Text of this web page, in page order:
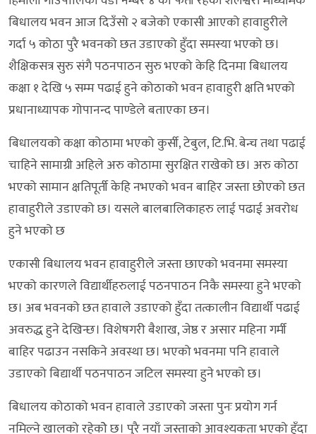
बिधालय भवन आज दिउँसो २ बजेको एकासी आएको हावाहुरीले
गर्दा ५ कोठा पुरै भवनको छत उडाएको हुँदा समस्या भएको छ।
शैक्षिकसत्र सुरु संगै पठनपाठन सुरु भएको केहि दिनमा बिधालय
कक्षा १ देखि ५ सम्म पढाई हुने कोठाको भवन हावाहुरी क्षति भएको
प्रधानाध्यापक गोपानन्द पाण्डेले बताएका छन।
बिधालयको कक्षा कोठामा भएको कुर्सी, टेबुल, टि.भि. बेन्च तथा पढाई
चाहिने सामाग्री अहिले अरु कोठामा सुरक्षित राखेको छ। अरु कोठा
भएको सामान क्षतिपूर्ती केहि नभएको भवन बाहिर जस्ता छोएको छत
हावाहुरीले उडाएको छ। यसले बालबालिकाहरु लाई पढाई अवरोध
हुने भएको छ
एकासी बिधालय भवन हावाहुरीले जस्ता छाएको भवनमा समस्या
भएको कारणले विद्यार्थीहरुलाई पठनपाठन निकै समस्या हुने भएको
छ। अब भवनको छत हावाले उडाएको हुँदा तत्कालीन विद्यार्थी पढाई
अवरुद्ध हुने देखिन्छ। विशेषगरी बैशाख, जेष्ठ र असार महिना गर्मी
बाहिर पढाउन नसकिने अवस्था छ। भएको भवनमा पनि हावाले
उडाएको बिद्यार्थी पठनपाठन जटिल समस्या हुने भएको छ।
बिधालय कोठाको भवन हावाले उडाएको जस्ता पुनः प्रयोग गर्न
नमिल्ने खालको रहेकोे छ। पुरै नयाँ जस्ताको आवश्यकता भएको हुँदा